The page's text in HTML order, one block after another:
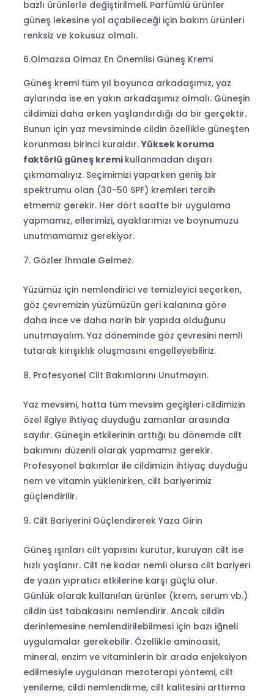
bazlı ürünlerle değiştirilmeli. Parfümlü ürünler
güneş lekesine yol açabileceği için bakım ürünleri
renksiz ve kokusuz olmalı.
6.Olmazsa Olmaz En Önemlisi Güneş Kremi
Güneş kremi tüm yıl boyunca arkadaşımız, yaz
aylarında ise en yakın arkadaşımız olmalı. Güneşin
cildimizi daha erken yaşlandırdığı da bir gerçektir.
Bunun için yaz mevsiminde cildin özellikle güneşten
korunması birinci kuraldır.Yüksek koruma
faktörlü güneş kremi kullanmadan dışarı
çıkmamalıyız. Seçimimizi yaparken geniş bir
spektrumu olan (30-50 SPF) kremleri tercih
etmemiz gerekir. Her dört saatte bir uygulama
yapmamız, ellerimizi, ayaklarımızı ve boynumuzu
unutmamamız gerekiyor.
Gözler İhmale Gelmez.
Yüzümüz için nemlendirici ve temizleyici seçerken,
göz çevremizin yüzümüzün geri kalanına göre
daha ince ve daha narin bir yapıda olduğunu
unutmayalım. Yaz döneminde göz çevresini nemli
tutarak kırışıklık oluşmasını engelleyebiliriz.
Profesyonel Cilt Bakımlarını Unutmayın.
Yaz mevsimi, hatta tüm mevsim geçişleri cildimizin
özel ilgiye ihtiyaç duyduğu zamanlar arasında
sayılır. Güneşin etkilerinin arttığı bu dönemde cilt
bakımını düzenli olarak yapmamız gerekir.
Profesyonel bakımlar ile cildimizin ihtiyaç duyduğu
nem ve vitamin yüklenirken, cilt bariyerimiz
güçlendirilir.
Cilt Bariyerini Güçlendirerek Yaza Girin
Güneş ışınları cilt yapısını kurutur, kuruyan cilt ise
hızlı yaşlanır. Cilt ne kadar nemli olursa cilt bariyeri
de yazın yıpratıcı etkilerine karşı güçlü olur.
Günlük olarak kullanılan ürünler (krem, serum vb.)
cildin üst tabakasını nemlendirir. Ancak cildin
derinlemesine nemlendirilebilmesi için bazı iğneli
uygulamalar gerekebilir. Özellikle aminoasit,
mineral, enzim ve vitaminlerin bir arada enjeksiyon
edilmesiyle uygulanan mezoterapi yöntemi, cilt
yenileme, cildi nemlendirme, cilt kalitesini arttırma